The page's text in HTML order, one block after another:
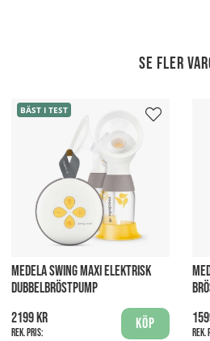
Se fler
BÄST I TEST
MEDELA SWING MAXI ELEKTRISK
DUBBELBRÖSTPUMP
2199 kr
Rek. pris:
Köp
Rek.